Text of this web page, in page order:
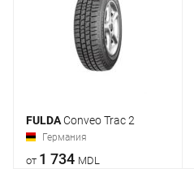
FULDAConveo Trac 2
Германия
от 1 734 MDL